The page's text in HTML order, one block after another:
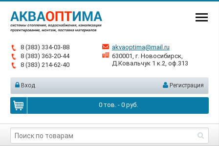
8 (383) 334-03-88
8 (383) 363-20-44
8 (383) 214-62-40
akvaoptima@mail.ru
630001, г. Новосибирск,
Д.Ковальчук 1 к.2, оф.313
Вход Регистрация
0тов. - 0руб.